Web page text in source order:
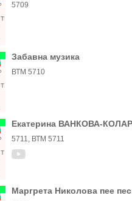
Т
5709
Т
Забавна музика
ВТМ 5710
Т
Екатерина ВАНКОВА-
5711, ВТМ 5711
Маргрета Николова пее